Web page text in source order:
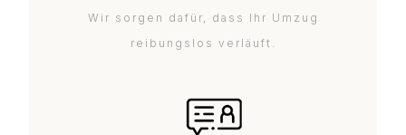
Wir sorgen dafür, dass Ihr Umzug
reibungslos verläuft.